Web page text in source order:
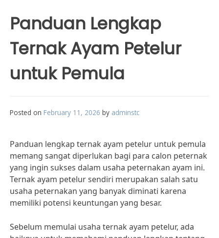
Panduan Lengkap
Ternak Ayam Petelur
untuk Pemula
Posted on February 11, 2026 by adminstc
Panduan lengkap ternak ayam petelur untuk pemula
memang sangat diperlukan bagi para calon peternak
yang ingin sukses dalam usaha peternakan ayam ini.
Ternak ayam petelur sendiri merupakan salah satu
usaha peternakan yang banyak diminati karena
memiliki potensi keuntungan yang besar.
Sebelum memulai usaha ternak ayam petelur, ada